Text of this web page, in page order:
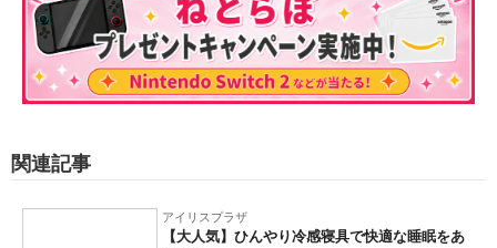
関連記事
アイリスプラザ
【大人気】ひんやり冷感寝具で快適な睡眠をあ